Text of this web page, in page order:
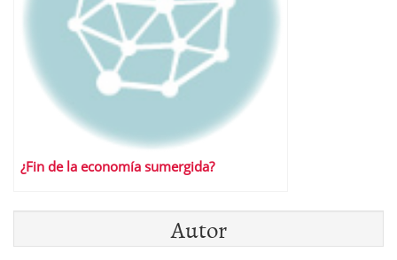
¿Fin de la economía sumergida?
Autor